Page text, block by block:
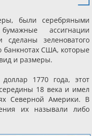
были серебряными
ассигнации
зеленоватого
банкнотах США, которые
и размеры.
1770 года, этот
18 века и имел
Северной Америки. В
их называли либо